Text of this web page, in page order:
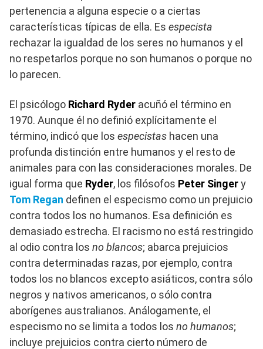
pertenencia a alguna especie o a ciertas
características típicas de ella. Es especista
rechazar la igualdad de los seres no humanos y el
no respetarlos porque no son humanos o porque no
lo parecen.
El psicólogo Richard Ryder acuñó el término en
1970. Aunque él no definió explícitamente el
término, indicó que los especistas hacen una
profunda distinción entre humanos y el resto de
animales para con las consideraciones morales. De
igual forma que Ryder, los filósofos Peter Singery
Tom Regan definen el especismo como un prejuicio
contra todos los no humanos. Esa definición es
demasiado estrecha. El racismo no está restringido
al odio contra los no blancos; abarca prejuicios
contra determinadas razas, por ejemplo, contra
todos los no blancos excepto asiáticos, contra sólo
negros y nativos americanos, o sólo contra
aborígenes australianos. Análogamente, el
especismo no se limita a todos los no humanos;
incluye prejuicios contra cierto número de